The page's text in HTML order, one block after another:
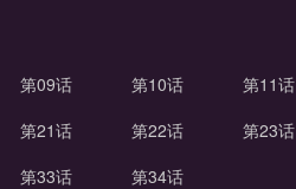
第09话 第10话 第11话
第21话 第22话 第23话
第33话 第34话